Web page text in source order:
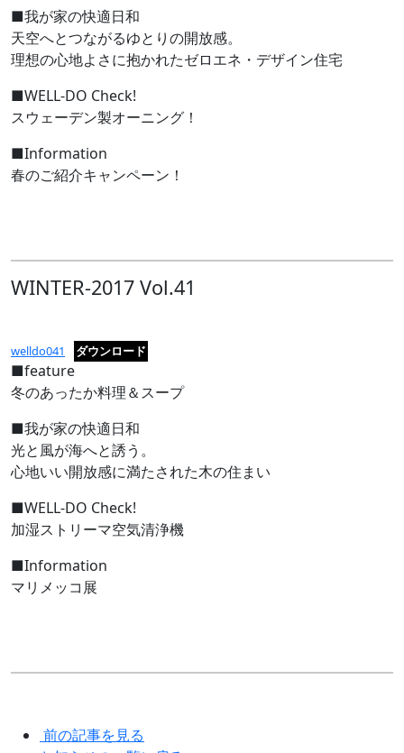
■我が家の快適日和
天空へとつながるゆとりの開放感。
理想の心地よさに抱かれたゼロエネ・デザイン住宅
■WELL-DO Check!
スウェーデン製オーニング！
■Information
春のご紹介キャンペーン！
WINTER-2017 Vol.41
welldo041 ダウンロード
■feature
冬のあったか料理＆スープ
■我が家の快適日和
光と風が海へと誘う。
心地いい開放感に満たされた木の住まい
■WELL-DO Check!
加湿ストリーマ空気清浄機
■Information
マリメッコ展
前の記事を見る